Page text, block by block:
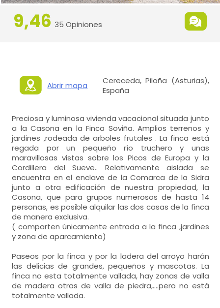
9,46 35 Opiniones
Abrir mapa
Cereceda, Piloña (Asturias),
España
Preciosa y luminosa vivienda vacacional situada junto
a la Casona en la Finca Soviña. Amplios terrenos y
jardines ,rodeada de arboles frutales . La finca está
regada por un pequeño río truchero y unas
maravillosas vistas sobre los Picos de Europa y la
Cordillera del Sueve.. Relativamente aislada se
encuentra en el enclave de la Comarca de la Sidra
junto a otra edificación de nuestra propiedad, la
Casona, que para grupos numerosos de hasta 14
personas, es posible alquilar las dos casas de la finca
de manera exclusiva.
( comparten únicamente entrada a la finca ,jardines
y zona de aparcamiento)
Paseos por la finca y por la ladera del arroyo harán
las delicias de grandes, pequeños y mascotas. La
finca no esta totalmente vallada, hay zonas de valla
de madera otras de valla de piedra,....pero no está
totalmente vallada.